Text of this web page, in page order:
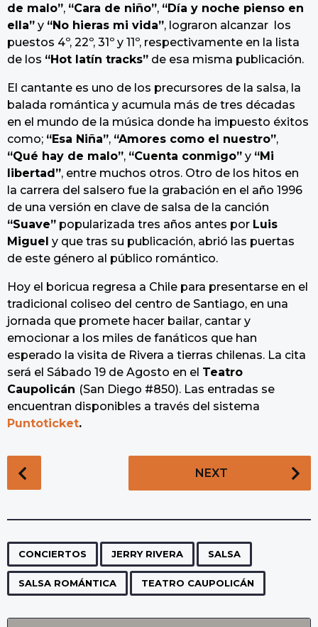
de malo”, “Cara de niño”, “Día y noche pienso en
ella” y “No hieras mi vida”, lograron alcanzar los
puestos 4º, 22º, 31º y 11º, respectivamente en la lista
de los “Hot latín tracks” de esa misma publicación.
El cantante es uno de los precursores de la salsa, la
balada romántica y acumula más de tres décadas
en el mundo de la música donde ha impuesto éxitos
como; “Esa Niña”, “Amores como el nuestro”,
“Qué hay de malo”, “Cuenta conmigo” y “Mi
libertad”, entre muchos otros. Otro de los hitos en
la carrera del salsero fue la grabación en el año 1996
de una versión en clave de salsa de la canción
“Suave” popularizada tres años antes por Luis
Miguel y que tras su publicación, abrió las puertas
de este género al público romántico.
Hoy el boricua regresa a Chile para presentarse en el
tradicional coliseo del centro de Santiago, en una
jornada que promete hacer bailar, cantar y
emocionar a los miles de fanáticos que han
esperado la visita de Rivera a tierras chilenas. La cita
será el Sábado 19 de Agosto en el Teatro
Caupolicán (San Diego #850). Las entradas se
encuentran disponibles a través del sistema
Puntoticket.
o
t
P
g
i
n
NEXT
CONCIERTOS JERRY RIVERA SALSA
SALSA ROMÁNTICA TEATRO CAUPOLICÁN